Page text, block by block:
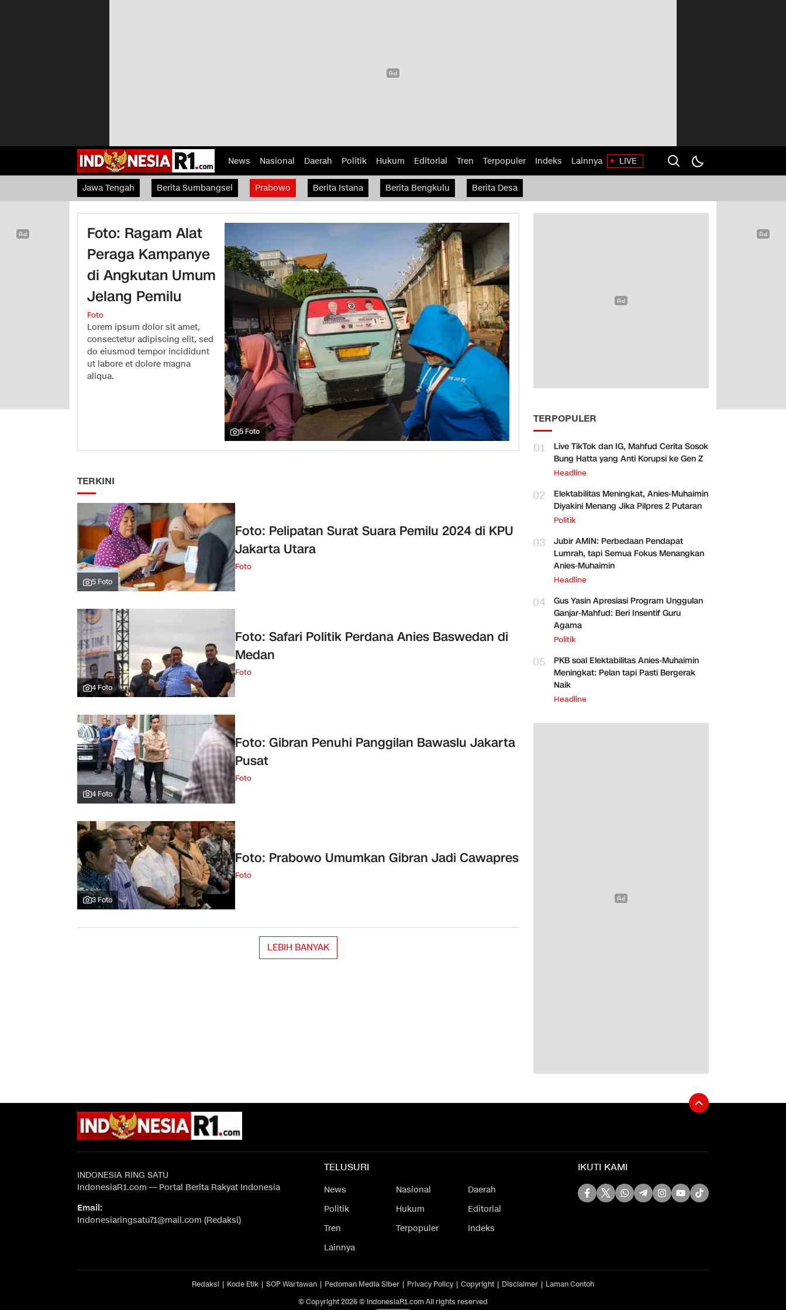
News Nasional Daerah Politik Hukum Editorial Tren Terpopuler Indeks Lainnya LIVE
Jawa Tengah Berita Sumbangsel Prabowo Berita Istana Berita Bengkulu Berita Desa
Foto: Ragam Alat
Peraga Kampanye
di Angkutan Umum
Jelang Pemilu
Foto
Lorem ipsum dolor sit amet,
consectetur adipiscing elit, sed
do eiusmod tempor incididunt
ut labore et dolore magna
aliqua.
5 Foto
TERKINI
5 Foto
Foto: Pelipatan Surat Suara Pemilu 2024 di KPU
Jakarta Utara
Foto
4 Foto
Foto: Safari Politik Perdana Anies Baswedan di
Medan
Foto
4 Foto
Foto: Gibran Penuhi Panggilan Bawaslu Jakarta
Pusat
Foto
3 Foto
Foto: Prabowo Umumkan Gibran Jadi Cawapres
Foto
LEBIH BANYAK
TERPOPULER
01
Live TikTok dan IG, Mahfud Cerita Sosok
Bung Hatta yang Anti Korupsi ke Gen Z
Headline
02
Elektabilitas Meningkat, Anies-Muhaimin
Diyakini Menang Jika Pilpres 2 Putaran
Politik
03
Jubir AMIN: Perbedaan Pendapat
Lumrah, tapi Semua Fokus Menangkan
Anies-Muhaimin
Headline
04
Gus Yasin Apresiasi Program Unggulan
Ganjar-Mahfud: Beri Insentif Guru
Agama
Politik
05
PKB soal Elektabilitas Anies-Muhaimin
Meningkat: Pelan tapi Pasti Bergerak
Naik
Headline
INDONESIA RING SATU
IndonesiaR1.com — Portal Berita Rakyat Indonesia
Email:
Indonesiaringsatu71@mail.com (Redaksi)
TELUSURI
News Nasional
Daerah
Politik
Hukum
Editorial
Tren
Terpopuler
Indeks
Lainnya
IKUTI KAMI
Redaksi Kode Etik SOP Wartawan Pedoman Media Siber Privacy Policy Copyright Disclaimer
Laman Contoh
© Copyright 2026 © IndonesiaR1.com All rights reserved